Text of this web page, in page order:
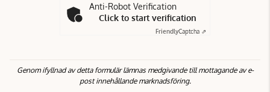
Anti-Robot Verification
Click to start verification
FriendlyCaptcha ⇗
Genom ifyllnad av detta formulär lämnas medgivande till mottagande av e-
post innehållande marknadsföring.